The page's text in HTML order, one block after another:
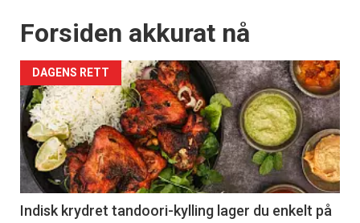
Forsiden akkurat nå
DAGENS RETT
Indisk krydret tandoori-kylling lager du enkelt på